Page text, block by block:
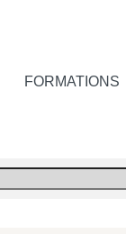
FORMATIONS